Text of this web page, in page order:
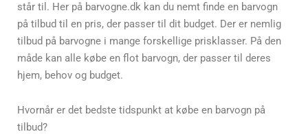
står til. Her på barvogne.dk kan du nemt finde en barvogn
på tilbud til en pris, der passer til dit budget. Der er nemlig
tilbud på barvogne i mange forskellige prisklasser. På den
måde kan alle købe en flot barvogn, der passer til deres
hjem, behov og budget.
Hvornår er det bedste tidspunkt at købe en barvogn på
tilbud?